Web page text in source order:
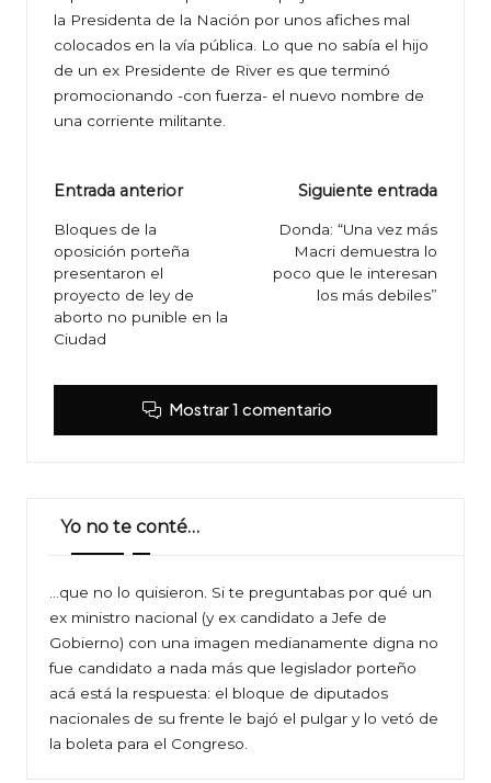
la Presidenta de la Nación por unos afiches mal
colocados en la vía pública. Lo que no sabía el hijo
de un ex Presidente de River es que terminó
promocionando -con fuerza- el nuevo nombre de
una corriente militante.
Navegación
de
entradas
Entrada anterior
Bloques de la
oposición porteña
presentaron el
proyecto de ley de
aborto no punible en la
Ciudad
Siguiente entrada
Donda: “Una vez más
Macri demuestra lo
poco que le interesan
los más debiles”
Mostrar 1 comentario
Yo no te conté…
…que no lo quisieron. Si te preguntabas por qué un
ex ministro nacional (y ex candidato a Jefe de
Gobierno) con una imagen medianamente digna no
fue candidato a nada más que legislador porteño
acá está la respuesta: el bloque de diputados
nacionales de su frente le bajó el pulgar y lo vetó de
la boleta para el Congreso.